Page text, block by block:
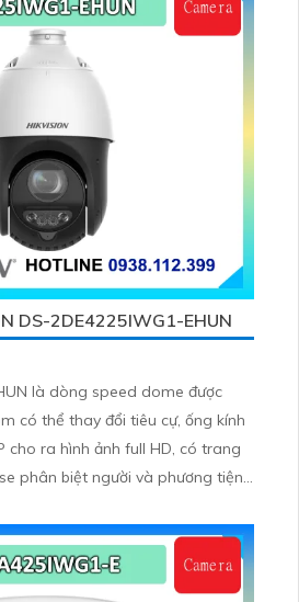
DS-2DE4225IWG1-EHUN
là dòng speed dome được
có thể thay đổi tiêu cự, ống kính
cho ra hình ảnh full HD, có trang
phân biệt người và phương tiện,
100m